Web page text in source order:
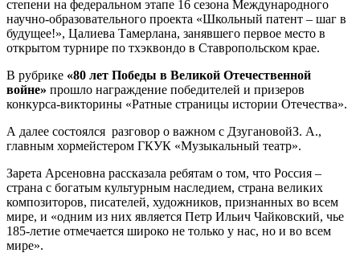
степени на федеральном этапе 16 сезона Международного
научно-образовательного проекта «Школьный патент – шаг в
будущее!», Цалиева Тамерлана, занявшего первое место в
открытом турнире по тхэквондо в Ставропольском крае.
В рубрике «80 лет Победы в Великой Отечественной
войне» прошло награждение победителей и призеров
конкурса-викторины «Ратные страницы истории Отечества».
А далее состоялся разговор о важном с ДзугановойЗ. А.,
главным хормейстером ГКУК «Музыкальный театр».
Зарета Арсеновна рассказала ребятам о том, что Россия –
страна с богатым культурным наследием, страна великих
композиторов, писателей, художников, признанных во всем
мире, и «одним из них является Петр Ильич Чайковский, чье
185-летие отмечается широко не только у нас, но и во всем
мире».